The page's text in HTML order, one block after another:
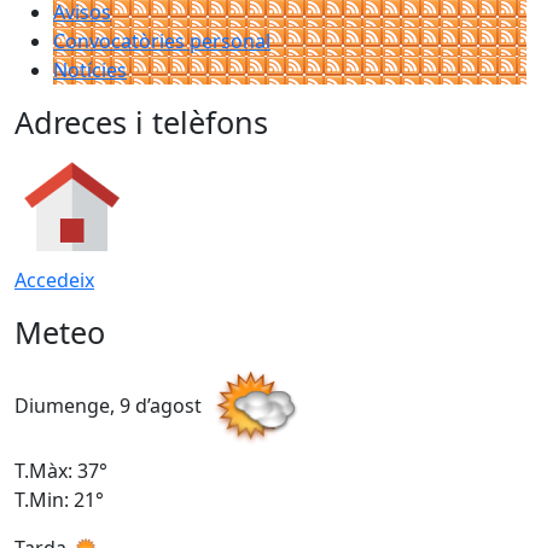
Avisos
Convocatòries personal
Notícies
Adreces i telèfons
Accedeix
Meteo
Diumenge, 9 d’agost
T.Màx: 37°
T.Min: 21°